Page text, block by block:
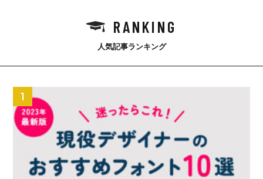
RANKING
人気記事ランキング
1